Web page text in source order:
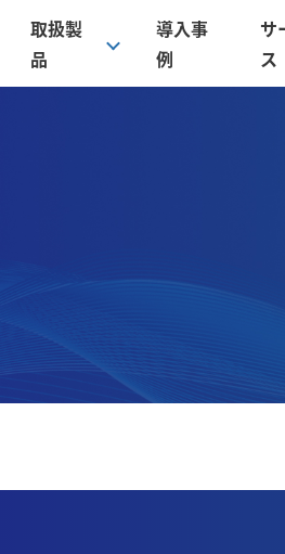
取扱製
品
カムロック
その他配管パーツ
導入事
例
サ
ス